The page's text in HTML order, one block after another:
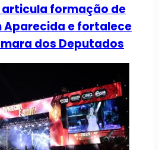
formação de
e fortalece
dos Deputados